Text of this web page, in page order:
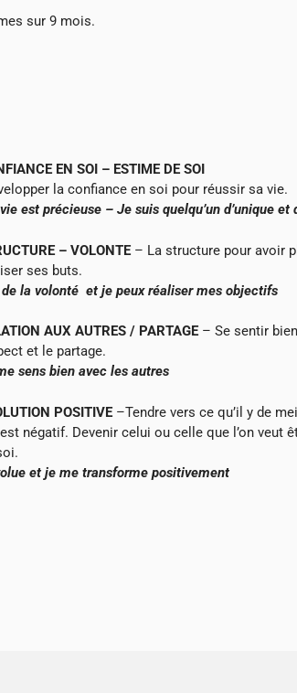
sur 9 mois.
EN SOI – ESTIME DE SOI
la confiance en soi pour réussir sa vie.
est précieuse – Je suis quelqu’un d’unique et
– VOLONTE– La structure pour avoir
ses buts.
de la volonté et je peux réaliser mes objectifs
AUX AUTRES / PARTAGE– Se sentir
et le partage.
sens bien avec les autres
POSITIVE–Tendre vers ce qu’il y de
négatif. Devenir celui ou celle que l’on veut
et je me transforme positivement